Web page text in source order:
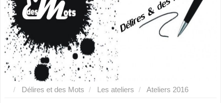
Délires et des Mots Les ateliers Ateliers 2016